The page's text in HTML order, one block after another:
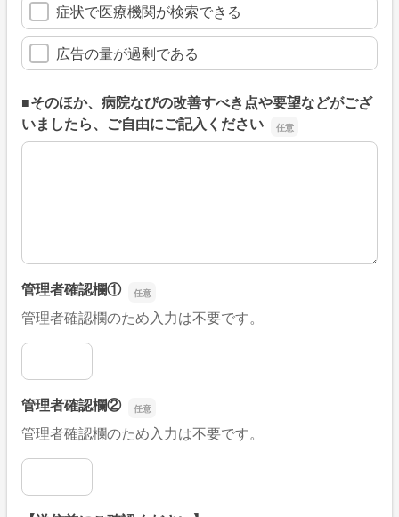
症状で医療機関が検索できる
広告の量が過剰である
■そのほか、病院なびの改善すべき点や要望などがござ
いましたら、ご自由にご記入ください
■そのほか、病院なびの改善すべき点や要望などがござい
管理者確認欄①
管理者確認欄のため入力は不要です。
管理者確認欄①
管理者確認欄②
管理者確認欄のため入力は不要です。
管理者確認欄②